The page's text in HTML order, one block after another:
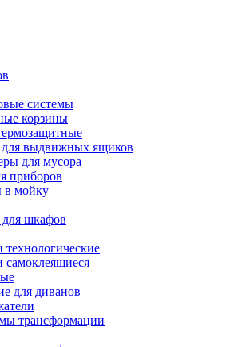
системы
корзины
выдвижных ящиков
для мусора
приборов
в мойку
шкафов
технологические
самоклеящиеся
для диванов
трансформации